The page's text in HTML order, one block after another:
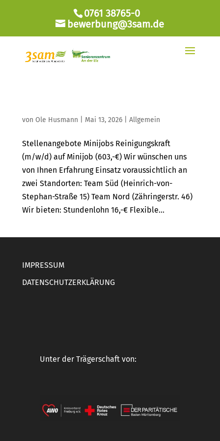
0761 38765-0
bewerbung@3sam.de
von Ole Husmann Mai 13, 2026| Allgemein
Stellenangebote Minijobs Reinigungskraft
(m/w/d) auf Minijob (603,-€) Wir wünschen uns
von Ihnen Erfahrung Einsatz voraussichtlich an
zwei Standorten: Team Süd (Heinrich-von-
Stephan-Straße 15) Team Nord (Zähringerstr. 46)
Wir bieten: Stundenlohn 16,-€ Flexible...
IMPRESSUM
DATENSCHUTZERKLÄRUNG
Unter der Trägerschaft von: